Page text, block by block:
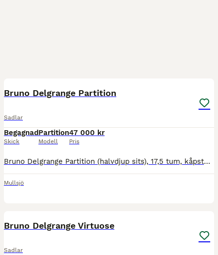
Bruno Delgrange Partition
Sadlar
Begagnad
Skick
Partition
Modell
47 000 kr
Pris
Bruno Delgrange Partition (halvdjup sits), 17,5 tum, kåpstorlek 5X (extra framskuren kåpa), bom 28 normal mot vid. Brun sadel svart skinn på loggan, namnbricka på bakvalvet, årsmodell 2022, mycket fin
Mullsjö
Bruno Delgrange Virtuose
Sadlar